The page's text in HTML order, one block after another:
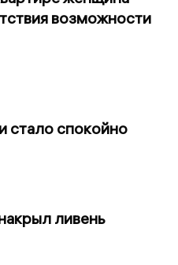
возможности
стало спокойно
ливень